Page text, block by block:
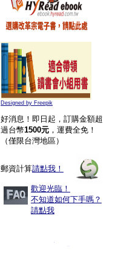
Designed by Freepik
好消息！即日起，訂購金額超
過台幣1500元 ，運費全免！
（僅限台灣地區）
郵資計算請點我！
歡迎光臨！
不知道如何下手嗎？
請點我